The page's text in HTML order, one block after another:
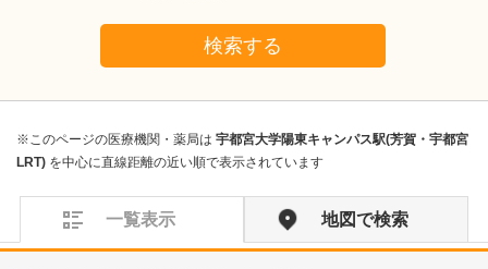
検索する
※このページの医療機関・薬局は 宇都宮大学陽東キャンパス駅(芳賀・宇都宮
LRT) を中心に直線距離の近い順で表示されています
一覧表示 地図で検索